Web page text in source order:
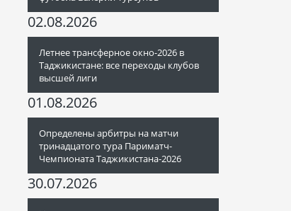
02.08.2026
Летнее трансферное окно-2026 в
Таджикистане: все переходы клубов
высшей лиги
01.08.2026
Определены арбитры на матчи
тринадцатого тура Париматч-
Чемпионата Таджикистана-2026
30.07.2026